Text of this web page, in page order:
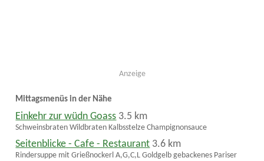
Anzeige
Mittagsmenüs in der Nähe
Einkehr zur wüdn Goass 3.5 km
Schweinsbraten Wildbraten Kalbsstelze Champignonsauce
Seitenblicke - Cafe - Restaurant 3.6 km
Rindersuppe mit Grießnockerl A,G,C,L Goldgelb gebackenes Pariser